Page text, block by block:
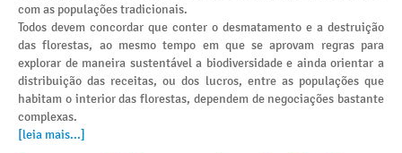
com as populações tradicionais.
Todos devem concordar que conter o desmatamento e a destruição
das florestas, ao mesmo tempo em que se aprovam regras para
explorar de maneira sustentável a biodiversidade e ainda orientar a
distribuição das receitas, ou dos lucros, entre as populações que
habitam o interior das florestas, dependem de negociações bastante
complexas.
[leia mais...]